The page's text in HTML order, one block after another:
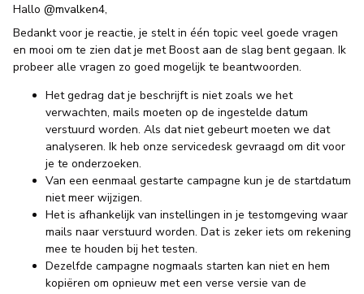
Hallo @mvalken4,
Bedankt voor je reactie, je stelt in één topic veel goede vragen
en mooi om te zien dat je met Boost aan de slag bent gegaan. Ik
probeer alle vragen zo goed mogelijk te beantwoorden.
Het gedrag dat je beschrijft is niet zoals we het
verwachten, mails moeten op de ingestelde datum
verstuurd worden. Als dat niet gebeurt moeten we dat
analyseren. Ik heb onze servicedesk gevraagd om dit voor
je te onderzoeken.
Van een eenmaal gestarte campagne kun je de startdatum
niet meer wijzigen.
Het is afhankelijk van instellingen in je testomgeving waar
mails naar verstuurd worden. Dat is zeker iets om rekening
mee te houden bij het testen.
Dezelfde campagne nogmaals starten kan niet en hem
kopiëren om opnieuw met een verse versie van de